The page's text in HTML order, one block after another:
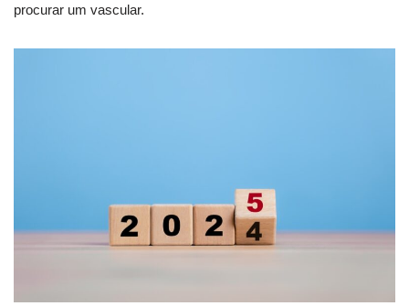
procurar um vascular.